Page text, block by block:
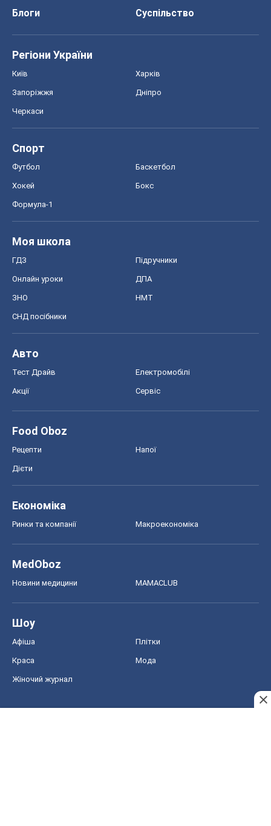
Блоги
Суспільство
Регіони України
Київ Харків
Запоріжжя Дніпро
Черкаси
Спорт
Футбол Баскетбол
Хокей Бокс
Формула-1
Моя школа
ГДЗ Підручники
Онлайн уроки ДПА
ЗНО НМТ
СНД посібники
Авто
Тест Драйв Електромобілі
Акції Сервіс
Food Oboz
Рецепти Напої
Дієти
Економіка
Ринки та компанії Макроекономіка
MedOboz
Новини медицини MAMACLUB
Шоу
Афіша Плітки
Краса Мода
Жіночий журнал